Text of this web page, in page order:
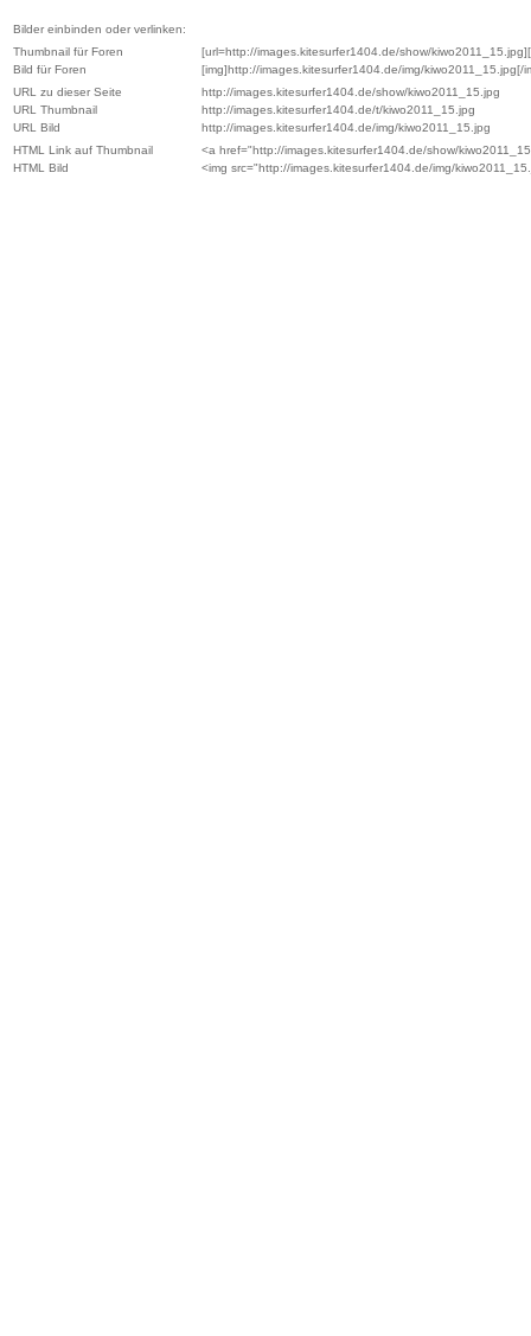
Bilder einbinden oder verlinken:
Thumbnail für Foren
[url=http://images.kitesurfer1404.de/show/
Bild für Foren
[img]http://images.kitesurfer1404.de/img/kiwo2011_15.jpg[/
URL zu dieser Seite
http://images.kitesurfer1404.de/show/kiwo2011_15.jpg
URL Thumbnail
http://images.kitesurfer1404.de/t/kiwo2011_15.jpg
URL Bild
http://images.kitesurfer1404.de/img/kiwo2011_15.jpg
HTML Link auf Thumbnail
<a href="http://images.kitesurfer1404.de/show/
HTML Bild
<img src="http://images.kitesurfer1404.de/img/